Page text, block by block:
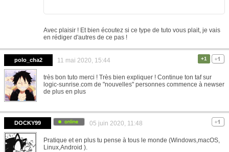
Avec plaisir ! Et bien écoutez si ce type de tuto vous plait, je vais
en rédiger d'autres de ce pas !
polo_cha2 11 mai 2020, 15:44 +1
très bon tuto merci ! Très bien expliquer ! Continue ton taf sur
logic-sunrise.com de "nouvelles" personnes commence à newser
de plus en plus
DOCKY99 05 juin 2020, 11:48
Pratique et en plus tu pense à tous le monde (Windows,macOS,
Linux,Android ).